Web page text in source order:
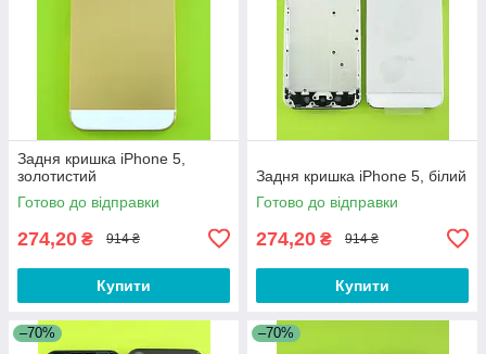
Задня кришка iPhone 5,
золотистий
Готово до відправки
274,20 ₴ 914 ₴
Купити
Задня кришка iPhone 5, білий
Готово до відправки
274,20 ₴ 914 ₴
Купити
–70% –70%